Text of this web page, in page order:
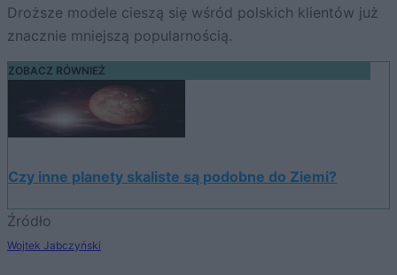
Droższe modele cieszą się wśród polskich klientów już
znacznie mniejszą popularnością.
ZOBACZ RÓWNIEŻ
Czy inne planety skaliste są podobne do Ziemi?
Źródło
Wojtek Jabczyński